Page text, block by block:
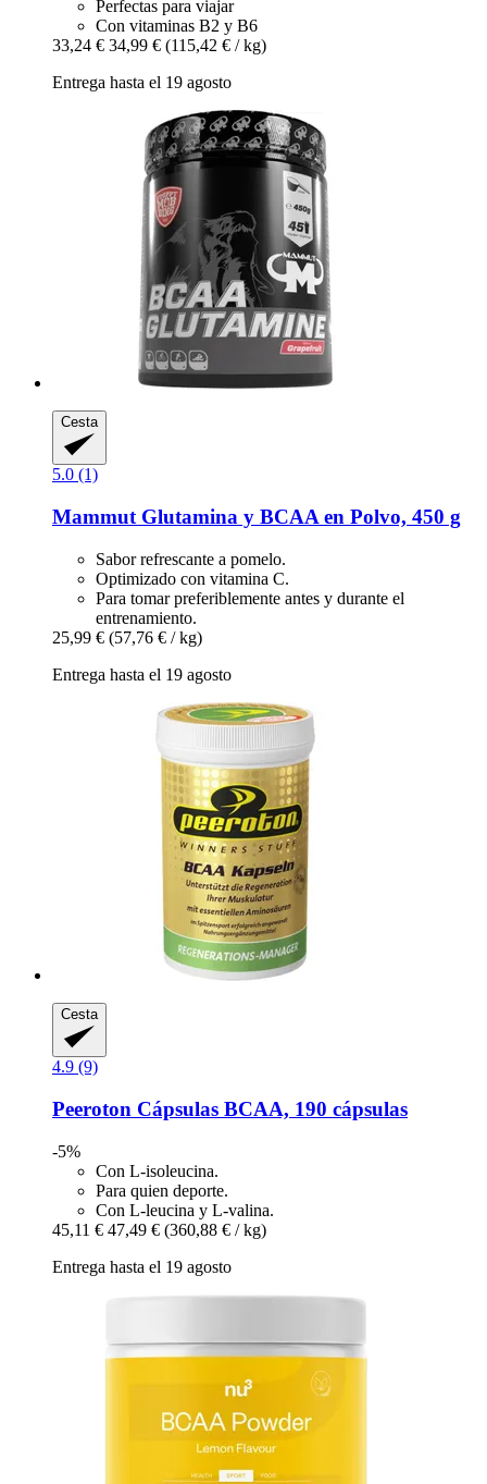
Perfectas para viajar
Con vitaminas B2 y B6
33,24 € 34,99 € (115,42 € / kg)
Entrega hasta el 19 agosto
Cesta
5.0 (1)
Mammut Glutamina y BCAA en Polvo, 450 g
Sabor refrescante a pomelo.
Optimizado con vitamina C.
Para tomar preferiblemente antes y durante el
entrenamiento.
25,99 € (57,76 € / kg)
Entrega hasta el 19 agosto
Cesta
4.9 (9)
Peeroton Cápsulas BCAA, 190 cápsulas
-5%
Con L-isoleucina.
Para quien deporte.
Con L-leucina y L-valina.
45,11 € 47,49 € (360,88 € / kg)
Entrega hasta el 19 agosto